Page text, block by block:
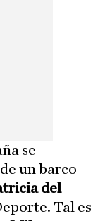
se
un barco
del
Tal es